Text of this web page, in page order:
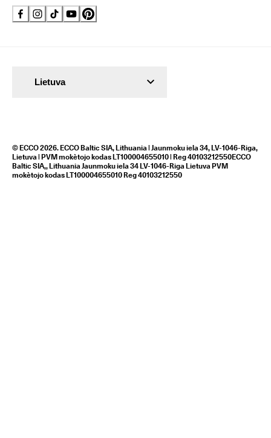
© ECCO 2026. ECCO Baltic SIA, Lithuania | Jaunmoku iela 34, LV-1046-Riga,
Lietuva | PVM mokètojo kodas LT100004655010 | Reg 40103212550ECCO
Baltic SIA,, Lithuania Jaunmoku iela 34 LV-1046-Riga Lietuva PVM
mokètojo kodas LT100004655010 Reg 40103212550
Lietuva